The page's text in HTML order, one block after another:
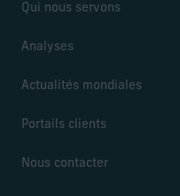
Qui nous servons
Analyses
Actualités mondiales
Portails clients
Nous contacter